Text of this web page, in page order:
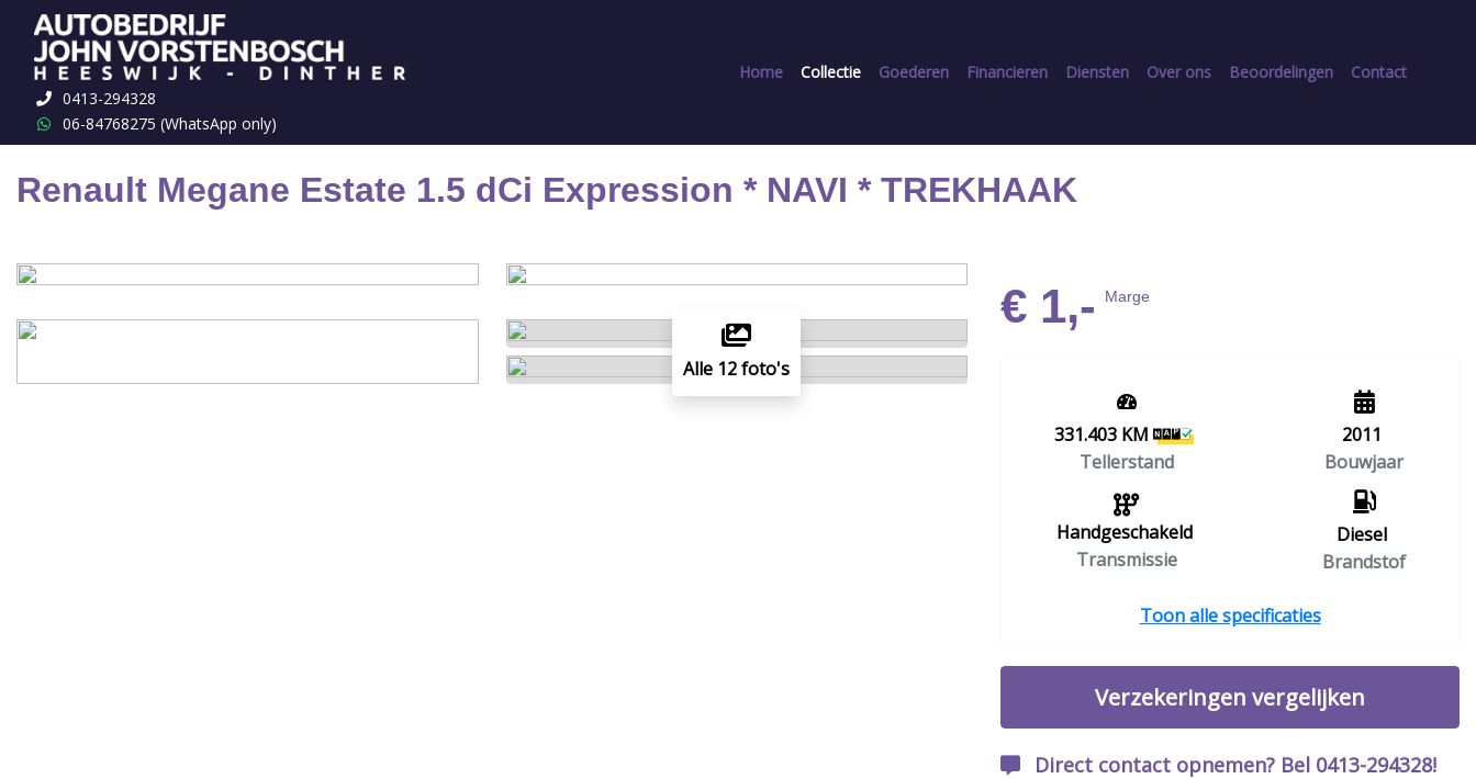
0413-294328
06-84768275 (WhatsApp only)
Home Collectie Goederen Financieren Diensten Over ons Beoordelingen Contact
Terug naar overzicht
Renault Megane Estate 1.5 dCi Expression * NAVI * TREKHAAK
Alle 12 foto's
€ 1,- Marge
331.403 KM
Tellerstand
Handgeschakeld
Transmissie
2011
Bouwjaar
Diesel
Brandstof
Toon alle specificaties
Verzekeringen vergelijken
Direct contact opnemen? Bel 0413-294328!